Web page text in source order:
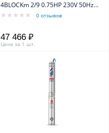
4BLOCKm 2/9 0.75HP 230V 50Hz
MY19 1F CAVO 20m
0 отзывов
47 466 ₽
Цена за 1 шт.